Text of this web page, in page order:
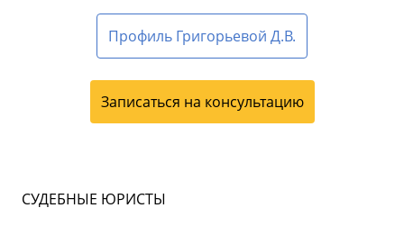
Профиль Григорьевой Д.В.
Записаться на консультацию
СУДЕБНЫЕ ЮРИСТЫ